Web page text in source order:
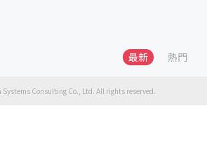
最新 熱門
Consulting Co., Ltd. All rights reserved.